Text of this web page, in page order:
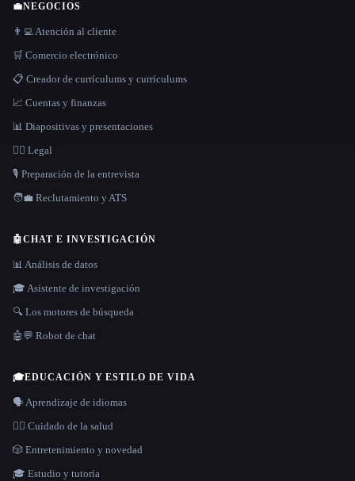
💼NEGOCIOS
👨‍💻 Atención al cliente
🛒 Comercio electrónico
📋 Creador de currículums y currículums
📈 Cuentas y finanzas
📊 Diapositivas y presentaciones
👩‍⚖️ Legal
🎙️ Preparación de la entrevista
🧑‍💼 Reclutamiento y ATS
🤖CHAT E INVESTIGACIÓN
📊 Análisis de datos
🎓 Asistente de investigación
🔍 Los motores de búsqueda
🤖💬 Robot de chat
🎓EDUCACIÓN Y ESTILO DE VIDA
🗣️ Aprendizaje de idiomas
👩‍⚕️ Cuidado de la salud
🎲 Entretenimiento y novedad
🎓 Estudio y tutoría